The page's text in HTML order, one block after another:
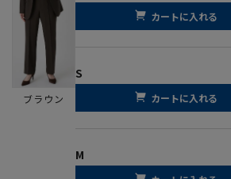
ブラウン
カートに入れる
S
カートに入れる
M